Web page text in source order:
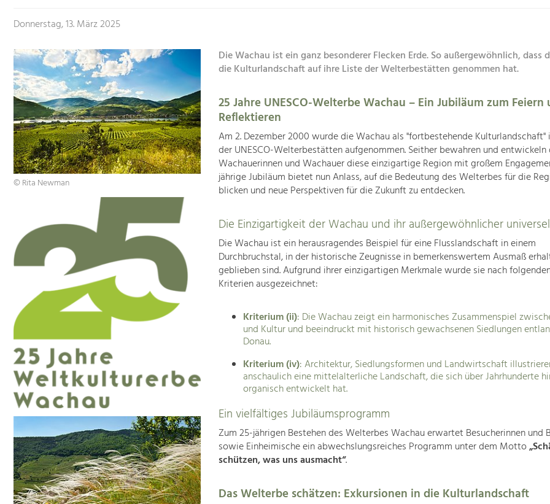
Donnerstag, 13. März 2025
© Rita Newman
Die Wachau ist ein ganz besonderer Flecken Erde. So außergewöhnlich, dass
die Kulturlandschaft auf ihre Liste der Welterbestätten genommen hat.
25 Jahre UNESCO-Welterbe Wachau – Ein Jubiläum zum Feiern
Reflektieren
Am 2. Dezember 2000 wurde die Wachau als "fortbestehende
der UNESCO-Welterbestätten aufgenommen. Seither bewahren und entwickeln
Wachauerinnen und Wachauer diese einzigartige Region mit großem
jährige Jubiläum bietet nun Anlass, auf die Bedeutung des Welterbes für die
blicken und neue Perspektiven für die Zukunft zu entdecken.
Die Einzigartigkeit der Wachau und ihr außergewöhnlicher
Die Wachau ist ein herausragendes Beispiel für eine Flusslandschaft in einem
Durchbruchstal, in der historische Zeugnisse in bemerkenswertem Ausmaß
geblieben sind. Aufgrund ihrer einzigartigen Merkmale wurde sie nach
Kriterien ausgezeichnet:
Kriterium (ii): Die Wachau zeigt ein harmonisches Zusammenspiel
und Kultur und beeindruckt mit historisch gewachsenen Siedlungen
Donau.
Kriterium (iv): Architektur, Siedlungsformen und Landwirtschaft
anschaulich eine mittelalterliche Landschaft, die sich über Jahrhunderte
organisch entwickelt hat.
Ein vielfältiges Jubiläumsprogramm
Zum 25-jährigen Bestehen des Welterbes Wachau erwartet Besucherinnen und
sowie Einheimische ein abwechslungsreiches Programm unter dem Motto
schützen, was uns ausmacht“.
Das Welterbe schätzen: Exkursionen in die Kulturlandschaft